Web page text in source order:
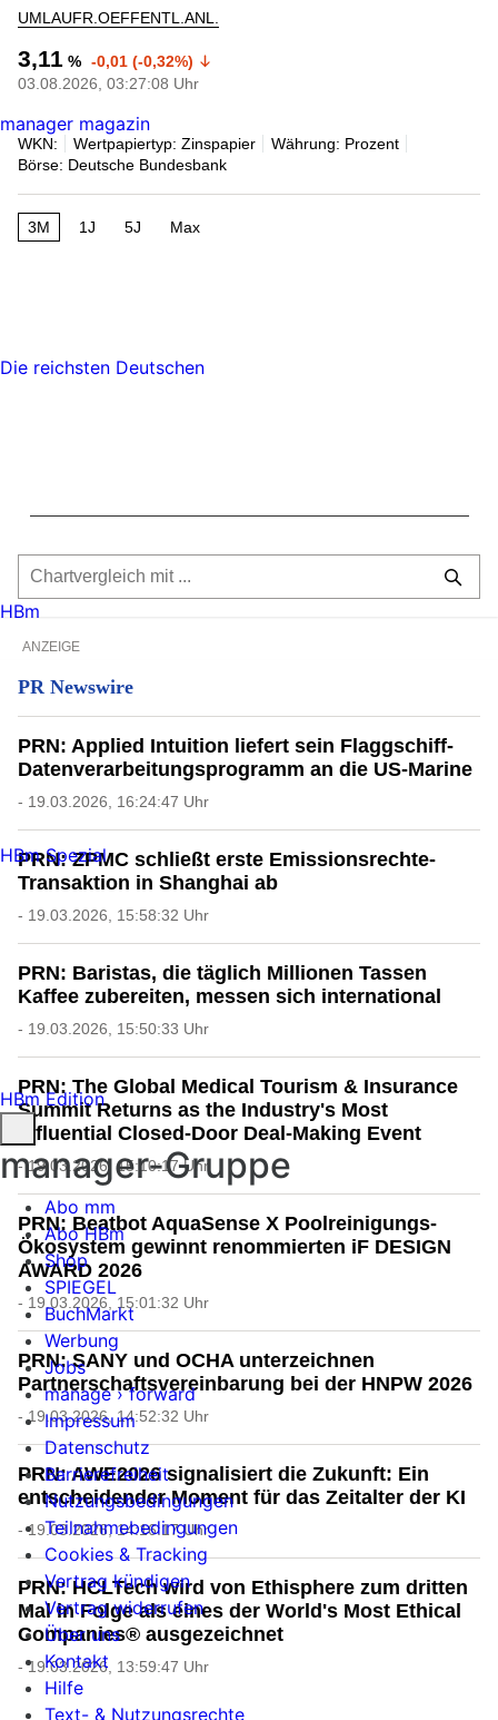
UMLAUFR.OEFFENTL.ANL.
3,11 % -0,01 (-0,32%)
03.08.2026, 03:27:08 Uhr
WKN: Wertpapiertyp: Zinspapier
Währung: Prozent
Börse: Deutsche Bundesbank
3M 1J 5J Max
ANZEIGE
PR Newswire
PRN: Applied Intuition liefert sein Flaggschiff-
Datenverarbeitungsprogramm an die US-Marine
- 19.03.2026, 16:24:47 Uhr
PRN: ZPMC schließt erste Emissionsrechte-
Transaktion in Shanghai ab
- 19.03.2026, 15:58:32 Uhr
PRN: Baristas, die täglich Millionen Tassen
Kaffee zubereiten, messen sich international
- 19.03.2026, 15:50:33 Uhr
PRN: The Global Medical Tourism & Insurance
Summit Returns as the Industry's Most
Influential Closed-Door Deal-Making Event
- 19.03.2026, 15:10:17 Uhr
PRN: Beatbot AquaSense X Poolreinigungs-
Ökosystem gewinnt renommierten iF DESIGN
AWARD 2026
- 19.03.2026, 15:01:32 Uhr
PRN: SANY und OCHA unterzeichnen
Partnerschaftsvereinbarung bei der HNPW 2026
- 19.03.2026, 14:52:32 Uhr
PRN: AWE2026 signalisiert die Zukunft: Ein
entscheidender Moment für das Zeitalter der KI
- 19.03.2026, 14:16:17 Uhr
PRN: HCLTech wird von Ethisphere zum dritten
Mal in Folge als eines der World's Most Ethical
Companies® ausgezeichnet
- 19.03.2026, 13:59:47 Uhr
manager magazin
Die reichsten Deutschen
HBm
HBm Spezial
HBm Edition
manager-Gruppe
Abo mm
Abo HBm
Shop
SPIEGEL
BuchMarkt
Werbung
Jobs
manage › forward
Impressum
Datenschutz
Barrierefreiheit
Nutzungsbedingungen
Teilnahmebedingungen
Cookies & Tracking
Vertrag kündigen
Vertrag widerrufen
Über uns
Kontakt
Hilfe
Text- & Nutzungsrechte